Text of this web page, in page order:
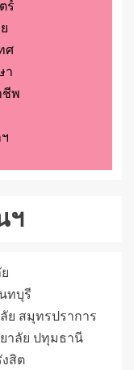
ร์
ศ
า
ชีพ
ฯ
ทบุรี
สมุทรปราการ
าลัย ปทุมธานี
สิต